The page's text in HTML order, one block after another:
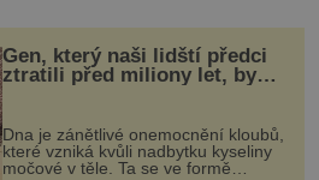
Gen, který naši lidští předci
ztratili před miliony let, by
mohl pomoci s léčbou
„nemoci králů“
Dna je zánětlivé onemocnění kloubů,
které vzniká kvůli nadbytku kyseliny
močové v těle. Ta se ve formě